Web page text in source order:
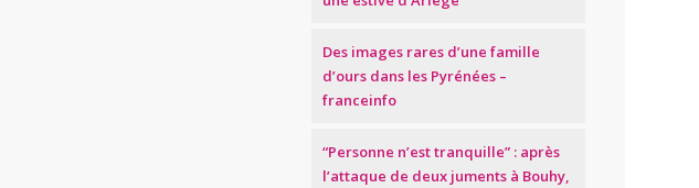
Des images rares d’une famille
d’ours dans les Pyrénées –
franceinfo
“Personne n’est tranquille” : après
l’attaque de deux juments à Bouhy,